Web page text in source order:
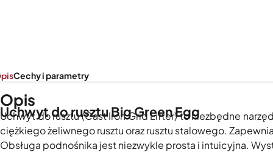
Uchwyt do rusztu Big Green Egg
Cechy i parametry
Opis
Uchwyt do rusztu (Cast Iron Grid Lifter) to niezbędne
ciężkiego żeliwnego rusztu oraz rusztu stalowego.
Obsługa podnośnika jest niezwykle prosta i intuicyjna.